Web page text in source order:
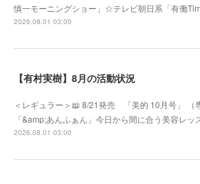
慎一モーニングショー」☆テレビ朝日系「有働
2026.08.01 03:00
【有村実樹】8月の活動状況
＜レギュラー＞📖 8/21発売 「美的 10月号」 （
「&amp;あんふぁん」今日から間に合う美容レッ
2026.08.01 03:00